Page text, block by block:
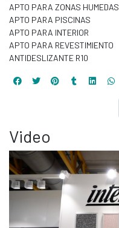
APTO PARA ZONAS HUMEDAS
APTO PARA PISCINAS
APTO PARA INTERIOR
APTO PARA REVESTIMIENTO
ANTIDESLIZANTE R10
Video